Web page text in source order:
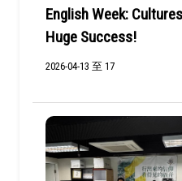
English Week:
Huge Success!
2026-04-13 至 17